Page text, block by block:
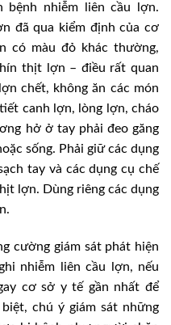
bệnh nhiễm liên cầu lợn.
đã qua kiểm định của cơ
có màu đỏ khác thường,
thịt lợn – điều rất quan
chết, không ăn các món
canh lợn, lòng lợn, cháo
hở ở tay phải đeo găng
sống. Phải giữ các dụng
tay và các dụng cụ chế
lợn. Dùng riêng các dụng
cường giám sát phát hiện
nhiễm liên cầu lợn, nếu
cơ sở y tế gần nhất để
chú ý giám sát những